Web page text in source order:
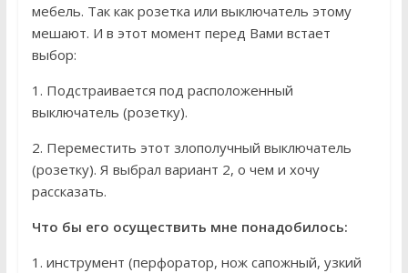
мебель. Так как розетка или выключатель этому
мешают. И в этот момент перед Вами встает
выбор:
1. Подстраивается под расположенный
выключатель (розетку).
2. Переместить этот злополучный выключатель
(розетку). Я выбрал вариант 2, о чем и хочу
рассказать.
Что бы его осуществить мне понадобилось:
1. инструмент (перфоратор, нож сапожный, узкий